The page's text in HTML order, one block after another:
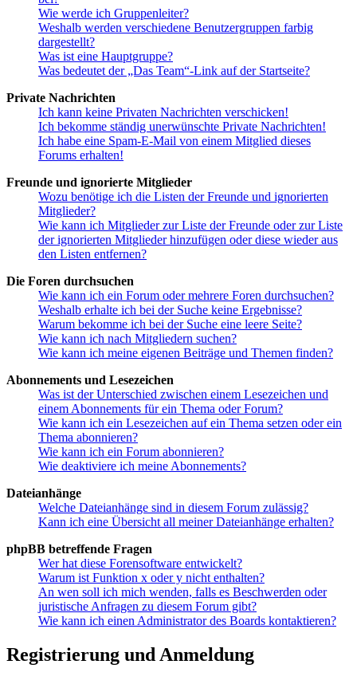
Wie werde ich Gruppenleiter?
Weshalb werden verschiedene Benutzergruppen farbig
dargestellt?
Was ist eine Hauptgruppe?
Was bedeutet der „Das Team“-Link auf der Startseite?
Private Nachrichten
Ich kann keine Privaten Nachrichten verschicken!
Ich bekomme ständig unerwünschte Private Nachrichten!
Ich habe eine Spam-E-Mail von einem Mitglied dieses
Forums erhalten!
Freunde und ignorierte Mitglieder
Wozu benötige ich die Listen der Freunde und ignorierten
Mitglieder?
Wie kann ich Mitglieder zur Liste der Freunde oder zur Liste
der ignorierten Mitglieder hinzufügen oder diese wieder aus
den Listen entfernen?
Die Foren durchsuchen
Wie kann ich ein Forum oder mehrere Foren durchsuchen?
Weshalb erhalte ich bei der Suche keine Ergebnisse?
Warum bekomme ich bei der Suche eine leere Seite?
Wie kann ich nach Mitgliedern suchen?
Wie kann ich meine eigenen Beiträge und Themen finden?
Abonnements und Lesezeichen
Was ist der Unterschied zwischen einem Lesezeichen und
einem Abonnements für ein Thema oder Forum?
Wie kann ich ein Lesezeichen auf ein Thema setzen oder ein
Thema abonnieren?
Wie kann ich ein Forum abonnieren?
Wie deaktiviere ich meine Abonnements?
Dateianhänge
Welche Dateianhänge sind in diesem Forum zulässig?
Kann ich eine Übersicht all meiner Dateianhänge erhalten?
phpBB betreffende Fragen
Wer hat diese Forensoftware entwickelt?
Warum ist Funktion x oder y nicht enthalten?
An wen soll ich mich wenden, falls es Beschwerden oder
juristische Anfragen zu diesem Forum gibt?
Wie kann ich einen Administrator des Boards kontaktieren?
Registrierung und Anmeldung